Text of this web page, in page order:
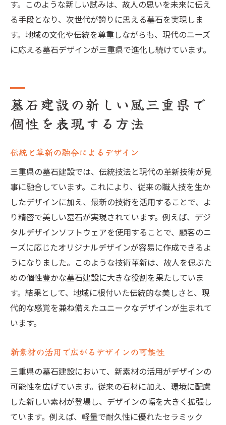
す。このような新しい試みは、故人の思いを未来に伝え
る手段となり、次世代が誇りに思える墓石を実現しま
す。地域の文化や伝統を尊重しながらも、現代のニーズ
に応える墓石デザインが三重県で進化し続けています。
墓石建設の新しい風三重県で
個性を表現する方法
伝統と革新の融合によるデザイン
三重県の墓石建設では、伝統技法と現代の革新技術が見
事に融合しています。これにより、従来の職人技を生か
したデザインに加え、最新の技術を活用することで、よ
り精密で美しい墓石が実現されています。例えば、デジ
タルデザインソフトウェアを使用することで、顧客のニ
ーズに応じたオリジナルデザインが容易に作成できるよ
うになりました。このような技術革新は、故人を偲ぶた
めの個性豊かな墓石建設に大きな役割を果たしていま
す。結果として、地域に根付いた伝統的な美しさと、現
代的な感覚を兼ね備えたユニークなデザインが生まれて
います。
新素材の活用で広がるデザインの可能性
三重県の墓石建設において、新素材の活用がデザインの
可能性を広げています。従来の石材に加え、環境に配慮
した新しい素材が登場し、デザインの幅を大きく拡張し
ています。例えば、軽量で耐久性に優れたセラミック